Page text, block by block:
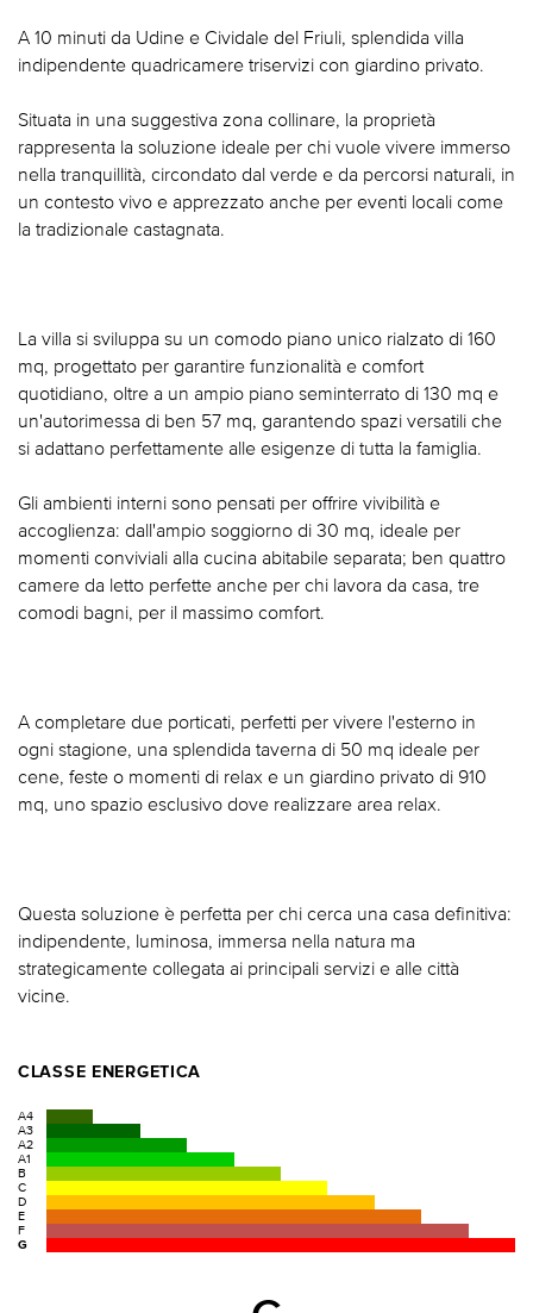
A 10 minuti da Udine e Cividale del Friuli, splendida villa
indipendente quadricamere triservizi con giardino privato.
Situata in una suggestiva zona collinare, la proprietà
rappresenta la soluzione ideale per chi vuole vivere immerso
nella tranquillità, circondato dal verde e da percorsi naturali, in
un contesto vivo e apprezzato anche per eventi locali come
la tradizionale castagnata.
La villa si sviluppa su un comodo piano unico rialzato di 160
mq, progettato per garantire funzionalità e comfort
quotidiano, oltre a un ampio piano seminterrato di 130 mq e
un'autorimessa di ben 57 mq, garantendo spazi versatili che
si adattano perfettamente alle esigenze di tutta la famiglia.
Gli ambienti interni sono pensati per offrire vivibilità e
accoglienza: dall'ampio soggiorno di 30 mq, ideale per
momenti conviviali alla cucina abitabile separata; ben quattro
camere da letto perfette anche per chi lavora da casa, tre
comodi bagni, per il massimo comfort.
A completare due porticati, perfetti per vivere l'esterno in
ogni stagione, una splendida taverna di 50 mq ideale per
cene, feste o momenti di relax e un giardino privato di 910
mq, uno spazio esclusivo dove realizzare area relax.
Questa soluzione è perfetta per chi cerca una casa definitiva:
indipendente, luminosa, immersa nella natura ma
strategicamente collegata ai principali servizi e alle città
vicine.
CLASSE ENERGETICA
A4
A3
A2
A1
B
C
D
E
F
G